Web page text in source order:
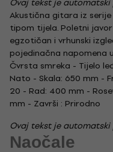
Akustična gitara iz
tipom tijela. Poletni
egzotičan i vrhunski
pojedinačna napomena
Čvrsta smreka - Tijelo
Nato - Skala: 650 mm -
20 - Rad: 400 mm -
mm - Završi : Prirodno
Ovaj tekst je
Naočale